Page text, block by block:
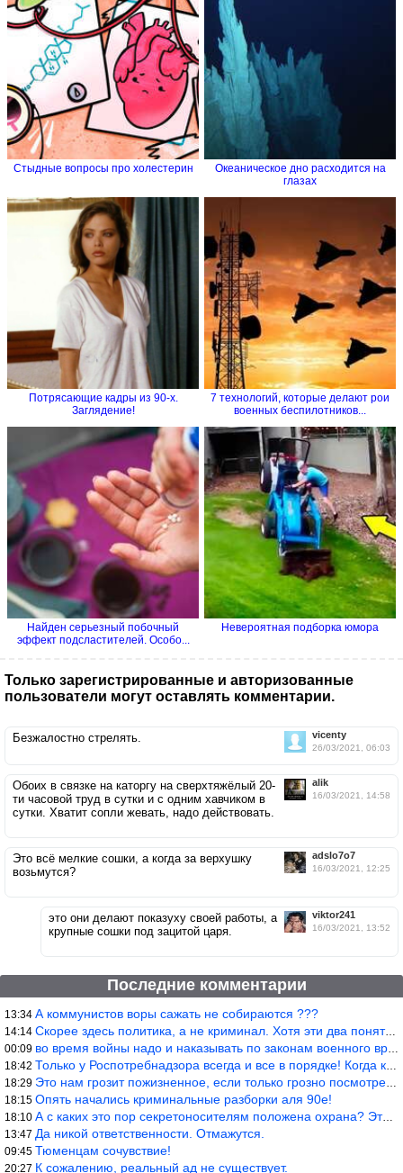
Стыдные вопросы про холестерин
Океаническое дно расходится на
глазах
Потрясающие кадры из 90-х.
Заглядение!
7 технологий, которые делают рои
военных беспилотников...
Найден серьезный побочный
эффект подсластителей. Особо...
Невероятная подборка юмора
Только зарегистрированные и авторизованные
пользователи могут оставлять комментарии.
vicenty
26/03/2021, 06:03
Безжалостно стрелять.
alik
16/03/2021, 14:58
Обоих в связке на каторгу на сверхтяжёлый 20-
ти часовой труд в сутки и с одним хавчиком в
сутки. Хватит сопли жевать, надо действовать.
adslo7o7
16/03/2021, 12:25
Это всё мелкие сошки, а когда за верхушку
возьмутся?
viktor241
16/03/2021, 13:52
это они делают показуху своей работы, а
крупные сошки под зацитой царя.
Последние комментарии
13:34 А коммунистов воры сажать не собираются ???
14:14 Скорее здесь политика, а не криминал. Хотя эти два понятия начин
00:09 во время войны надо и наказывать по законам военного времени, а
18:42 Только у Роспотребнадзора всегда и все в порядке! Когда касается
18:29 Это нам грозит пожизненное, если только грозно посмотреть в их с
18:15 Опять начались криминальные разборки аля 90е!
18:10 А с каких это пор секретоносителям положена охрана? Это его зада
13:47 Да никой ответственности. Отмажутся.
09:45 Тюменцам сочувствие!
20:27 К сожалению, реальный ад не существует.